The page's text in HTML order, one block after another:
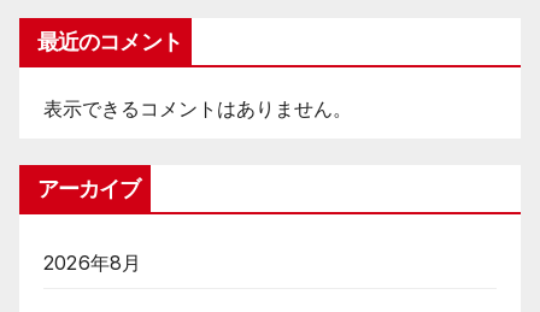
最近のコメント
表示できるコメントはありません。
アーカイブ
2026年8月